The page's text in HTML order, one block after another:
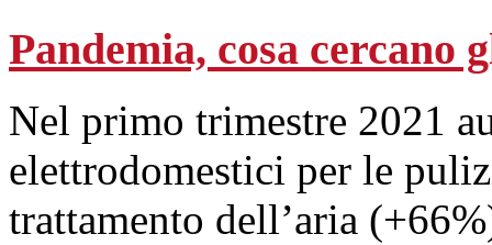
Pandemia, cosa
Nel primo trimestre 2021
elettrodomestici per le
trattamento dell’aria